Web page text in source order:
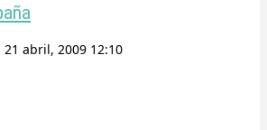
21 abril, 2009 12:10